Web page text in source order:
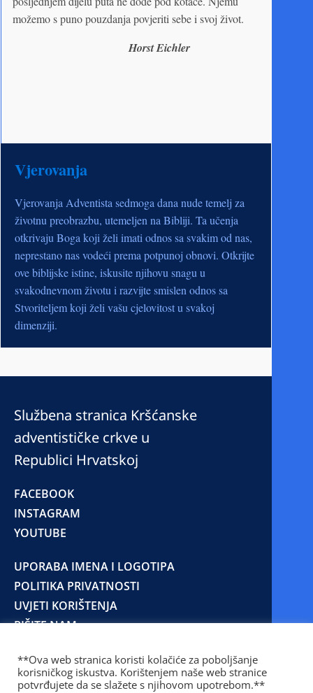
možemo s puno pouzdanja povjeriti sebe i svoj život.
Horst Eichler
Vjerovanja
Vjerovanja Adventista sedmoga dana nude temelj za
životnu preobrazbu, utemeljen na Bibliji. Ta učenja
otkrivaju Boga koji želi imati odnos sa svakim od nas,
neprestano nas vodeći prema potpunoj obnovi. Otkrijte
ove biblijske istine, iskusite njihovu snagu u
svakodnevnom životu i razvijte smislen odnos sa
Stvoriteljem koji želi vašu cjelovitost u svakoj
dimenziji.
Službena stranica Kršćanske
adventističke crkve u
Republici Hrvatskoj
FACEBOOK
INSTAGRAM
YOUTUBE
UPORABA IMENA I LOGOTIPA
POLITIKA PRIVATNOSTI
UVJETI KORIŠTENJA
PIŠITE NAM
© 2025 Copyright © 2023 Kršćanska adventistička
crkva u Republici Hrvatskoj
**Ova web stranica koristi kolačiće za poboljšanje
korisničkog iskustva. Korištenjem naše web stranice
potvrđujete da se slažete s njihovom upotrebom.**